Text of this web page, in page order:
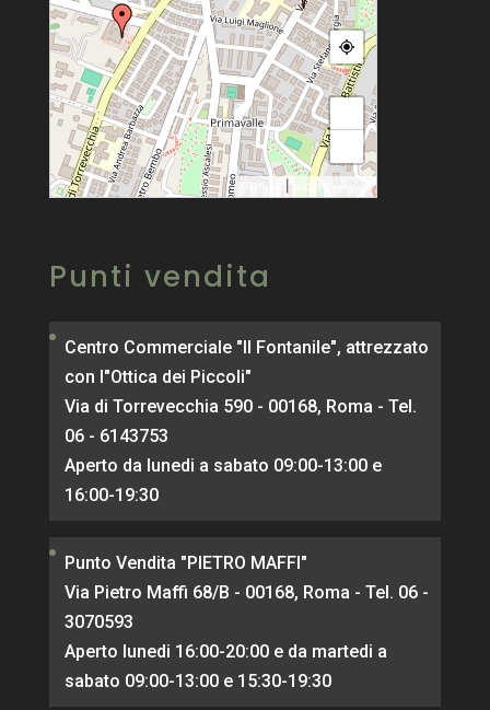
© OpenStreetMap
Punti vendita
Centro Commerciale "Il Fontanile", attrezzato
con l"Ottica dei Piccoli"
Via di Torrevecchia 590 - 00168, Roma - Tel.
06 - 6143753
Aperto da lunedi a sabato 09:00-13:00 e
16:00-19:30
Punto Vendita "PIETRO MAFFI"
Via Pietro Maffi 68/B - 00168, Roma - Tel. 06 -
3070593
Aperto lunedi 16:00-20:00 e da martedi a
sabato 09:00-13:00 e 15:30-19:30